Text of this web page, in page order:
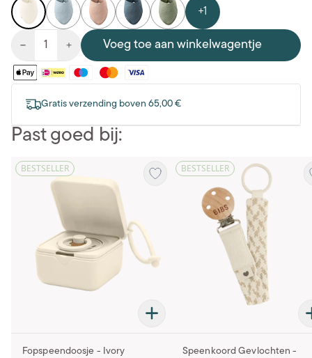
+1
Voeg toe aan winkelwagentje
Gratis verzending boven 65,00 €
Past goed bij:
BESTSELLER
Fopspeendoosje - Ivory
BESTSELLER
Speenkoord Gevlochten -